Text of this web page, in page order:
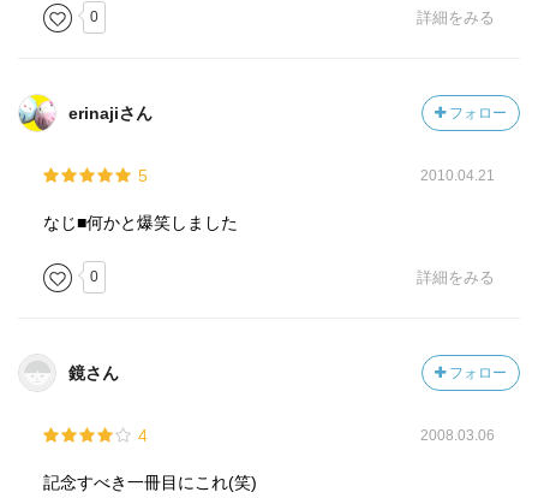
0 詳細をみる
erinajiさん フォロー
5 2010.04.21
なじ■何かと爆笑しました
0 詳細をみる
鏡さん フォロー
4 2008.03.06
記念すべき一冊目にこれ(笑)